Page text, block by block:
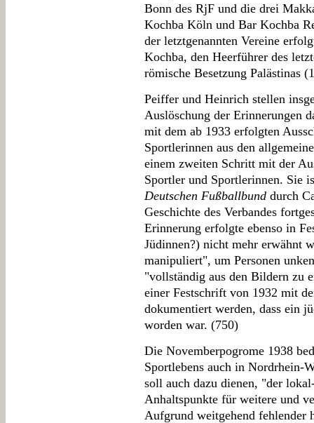
Bonn des RjF und die drei
Kochba Köln und Bar Kochba
der letztgenannten Vereine
Kochba, den Heerführer des
römische Besetzung Palästinas
Peiffer und Heinrich stellen
Auslöschung der Erinnerungen
mit dem ab 1933 erfolgten
Sportlerinnen aus den
einem zweiten Schritt mit der
Sportler und Sportlerinnen. Sie
Deutschen Fußballbund durch
Geschichte des Verbandes
Erinnerung erfolgte ebenso in
Jüdinnen?) nicht mehr erwähnt
manipuliert", um Personen
"vollständig aus den Bildern zu
einer Festschrift von 1932 mit
dokumentiert werden, dass ein
worden war. (750)
Die Novemberpogrome 1938
Sportlebens auch in Nordrhein-
soll auch dazu dienen, "der
Anhaltspunkte für weitere und
Aufgrund weitgehend fehlender